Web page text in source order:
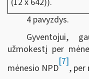
4 pavyzdys.
Gyventojui,
užmokestį per
mėnesio NPD
[7]
, per